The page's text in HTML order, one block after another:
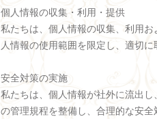
個人情報の収集・利用・提供
私たちは、個人情報の収集、利用
人情報の使用範囲を限定し、適切に
安全対策の実施
私たちは、個人情報が社外に流出
の管理規程を整備し、合理的な安全